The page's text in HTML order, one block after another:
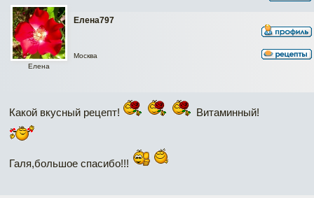
Елена797
Елена
Москва
Какой вкусный рецепт! Витаминный!
Галя,большое спасибо!!!